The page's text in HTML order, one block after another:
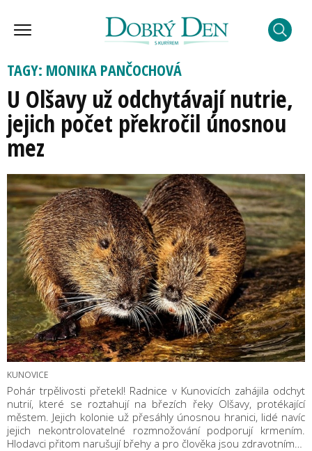
TAGY: MONIKA PANČOCHOVÁ
U Olšavy už odchytávají nutrie,
jejich počet překročil únosnou
mez
KUNOVICE
Pohár trpělivosti přetekl! Radnice v Kunovicích zahájila odchyt
nutrií, které se roztahují na březích řeky Olšavy, protékající
městem. Jejich kolonie už přesáhly únosnou hranici, lidé navíc
jejich nekontrolovatelné rozmnožování podporují krmením.
Hlodavci přitom narušují břehy a pro člověka jsou zdravotním…